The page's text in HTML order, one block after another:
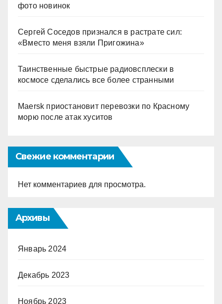
фото новинок
Сергей Соседов признался в растрате сил:
«Вместо меня взяли Пригожина»
Таинственные быстрые радиовсплески в
космосе сделались все более странными
Maersk приостановит перевозки по Красному
морю после атак хуситов
Свежие комментарии
Нет комментариев для просмотра.
Архивы
Январь 2024
Декабрь 2023
Ноябрь 2023